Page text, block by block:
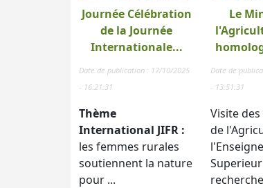
Journée Célébration
de la Journée
Internationale...
Date de publication : 17/10/2025
- 16:21:31
Thème
International JIFR :
les femmes rurales
soutiennent la nature
pour ...
Le
Date de
- 13:51:31
Visite
de